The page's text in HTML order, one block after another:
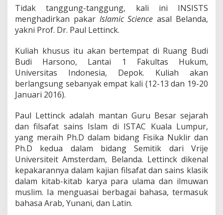
e
t
t
n
k
,
P
r
S
a
i
n
s
I
s
l
a
m
Tidak tanggung-tanggung, kali ini INSISTS
menghadirkan pakar Islamic Science asal Belanda,
yakni Prof. Dr. Paul Lettinck.
Kuliah khusus itu akan bertempat di Ruang Budi
Budi Harsono, Lantai 1 Fakultas Hukum,
Universitas Indonesia, Depok. Kuliah akan
berlangsung sebanyak empat kali (12-13 dan 19-20
Januari 2016).
Paul Lettinck adalah mantan Guru Besar sejarah
dan filsafat sains Islam di ISTAC Kuala Lumpur,
yang meraih Ph.D dalam bidang Fisika Nuklir dan
Ph.D kedua dalam bidang Semitik dari Vrije
Universiteit Amsterdam, Belanda. Lettinck dikenal
kepakarannya dalam kajian filsafat dan sains klasik
dalam kitab-kitab karya para ulama dan ilmuwan
muslim. Ia menguasai berbagai bahasa, termasuk
bahasa Arab, Yunani, dan Latin.